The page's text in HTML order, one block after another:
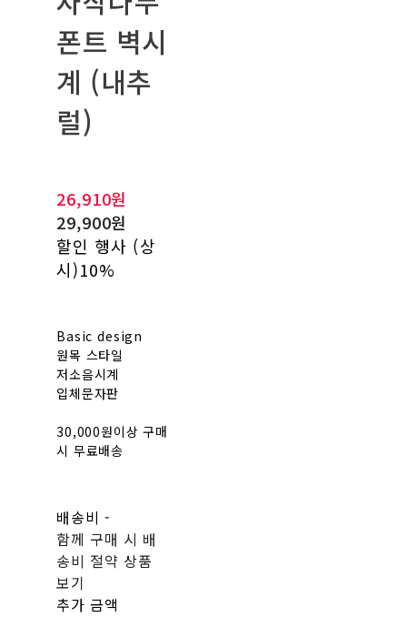
폰트 벽시
계 (내추
럴)
26,910원
29,900원
할인 행사 (상
시)10%
Basic design
원목 스타일
저소음시계
입체문자판
30,000원이상 구매
시 무료배송
배송비 -
함께 구매 시 배
송비 절약 상품
보기
추가 금액